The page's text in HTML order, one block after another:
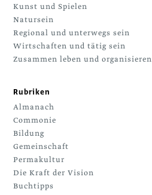
Kunst und Spielen
Natursein
Regional und unterwegs sein
Wirtschaften und tätig sein
Zusammen leben und organisieren
Rubriken
Almanach
Commonie
Bildung
Gemeinschaft
Permakultur
Die Kraft der Vision
Buchtipps